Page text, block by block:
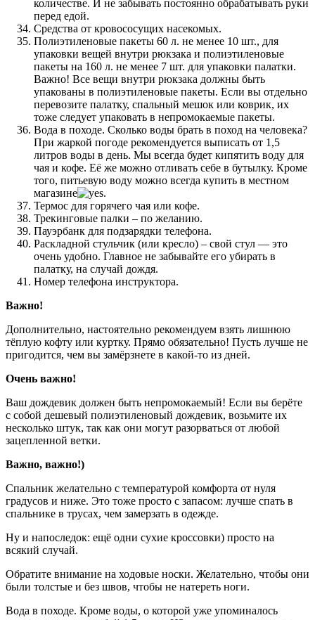
количестве. И не забывать постоянно обрабатывать руки
перед едой.
Средства от кровососущих насекомых.
Полиэтиленовые пакеты 60 л. не менее 10 шт., для
упаковки вещей внутри рюкзака и полиэтиленовые
пакеты на 160 л. не менее 7 шт. для упаковки палатки.
Важно! Все вещи внутри рюкзака должны быть
упакованы в полиэтиленовые пакеты. Если вы отдельно
перевозите палатку, спальный мешок или коврик, их
тоже следует упаковать в непромокаемые пакеты.
Вода в походе. Сколько воды брать в поход на человека?
При жаркой погоде рекомендуется выписать от 1,5
литров воды в день. Мы всегда будет кипятить воду для
чая и кофе. Её же можно отливать себе в бутылку. Кроме
того, питьевую воду можно всегда купить в местном
магазине
.
Термос для горячего чая или кофе.
Трекинговые палки – по желанию.
Пауэрбанк для подзарядки телефона.
Раскладной стульчик (или кресло) – свой стул — это
очень удобно. Главное не забывайте его убирать в
палатку, на случай дождя.
Номер телефона инструктора.
Важно!
Дополнительно, настоятельно рекомендуем взять лишнюю
тёплую кофту или куртку. Прямо обязательно! Пусть лучше не
пригодится, чем вы замёрзнете в какой-то из дней.
Очень важно!
Ваш дождевик должен быть непромокаемый! Если вы берёте
с собой дешевый полиэтиленовый дождевик, возьмите их
несколько штук, так как они могут разорваться от любой
зацепленной ветки.
Важно, важно!)
Спальник желательно с температурой комфорта от нуля
градусов и ниже. Это тоже просто с запасом: лучше спать в
спальнике в трусах, чем замерзать в одежде.
Ну и напоследок: ещё одни сухие кроссовки) просто на
всякий случай.
Обратите внимание на ходовые носки. Желательно, чтобы они
были толстые и без швов, чтобы не натереть ноги.
Вода в походе. Кроме воды, о которой уже упоминалось